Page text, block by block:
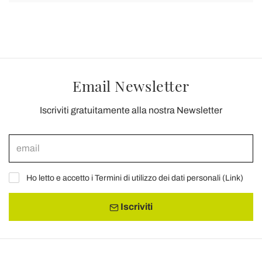
Email Newsletter
Iscriviti gratuitamente alla nostra Newsletter
Ho letto e accetto i Termini di utilizzo dei dati personali (Link)
Iscriviti